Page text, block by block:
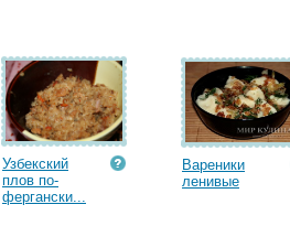
Узбекский
плов по-
фергански...
Вареники
ленивые